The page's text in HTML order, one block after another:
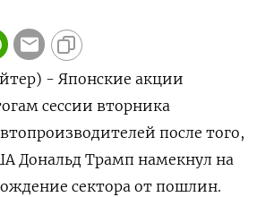
- Японские акции
сессии вторника
после того,
Дональд Трамп намекнул на
сектора от пошлин.